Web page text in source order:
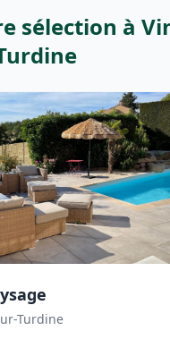
sélection à
Turdine